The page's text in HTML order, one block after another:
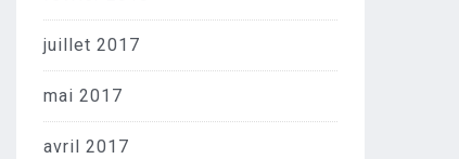
juillet 2017
mai 2017
avril 2017